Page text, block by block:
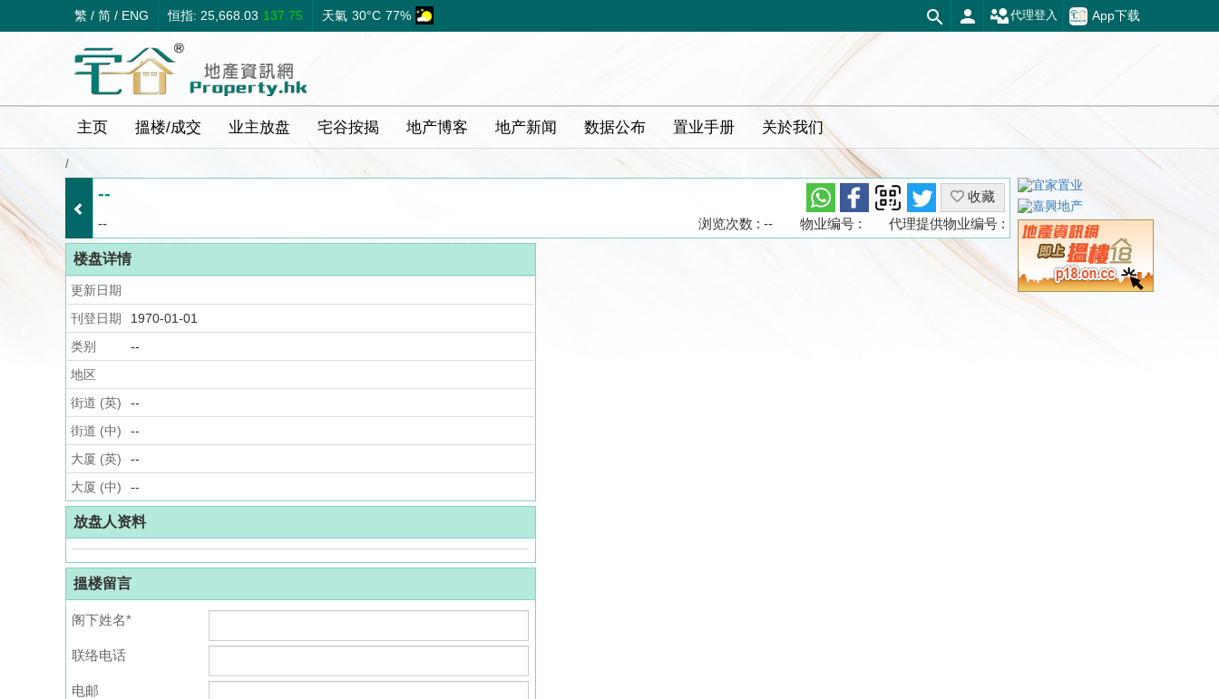
繁 / 简 / ENG 恒指: 25,668.03 137.75 天氣 30°C 77% App下载
代理登入
主页 搵楼/成交 业主放盘 宅谷按揭 地产博客 地产新闻 数据公布 置业手册 关於我们
/
--
收藏
--
代理提供物业编号 :
物业编号 :
浏览次数 : --
楼盘详情
更新日期
刊登日期
1970-01-01
类别
--
地区
街道 (英)
--
街道 (中)
--
大厦 (英)
--
大厦 (中)
--
放盘人资料
搵楼留言
阁下姓名*
联络电话
电邮